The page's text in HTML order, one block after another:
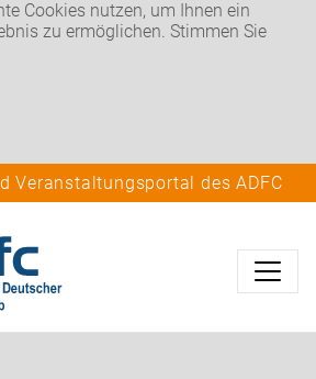
Cookies nutzen, um Ihnen ein
zu ermöglichen. Stimmen Sie
Veranstaltungsportal des ADFC